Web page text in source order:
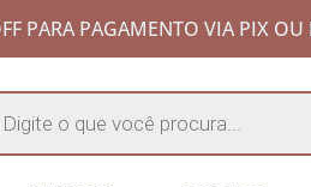
PARA PAGAMENTO VIA PIX